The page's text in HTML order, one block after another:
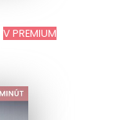
V PREMIUM